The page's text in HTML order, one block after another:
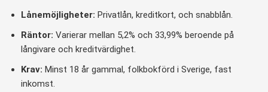
Lånemöjligheter: Privatlån, kreditkort, och snabblån.
Räntor: Varierar mellan 5,2% och 33,99% beroende på
långivare och kreditvärdighet.
Krav: Minst 18 år gammal, folkbokförd i Sverige, fast
inkomst.